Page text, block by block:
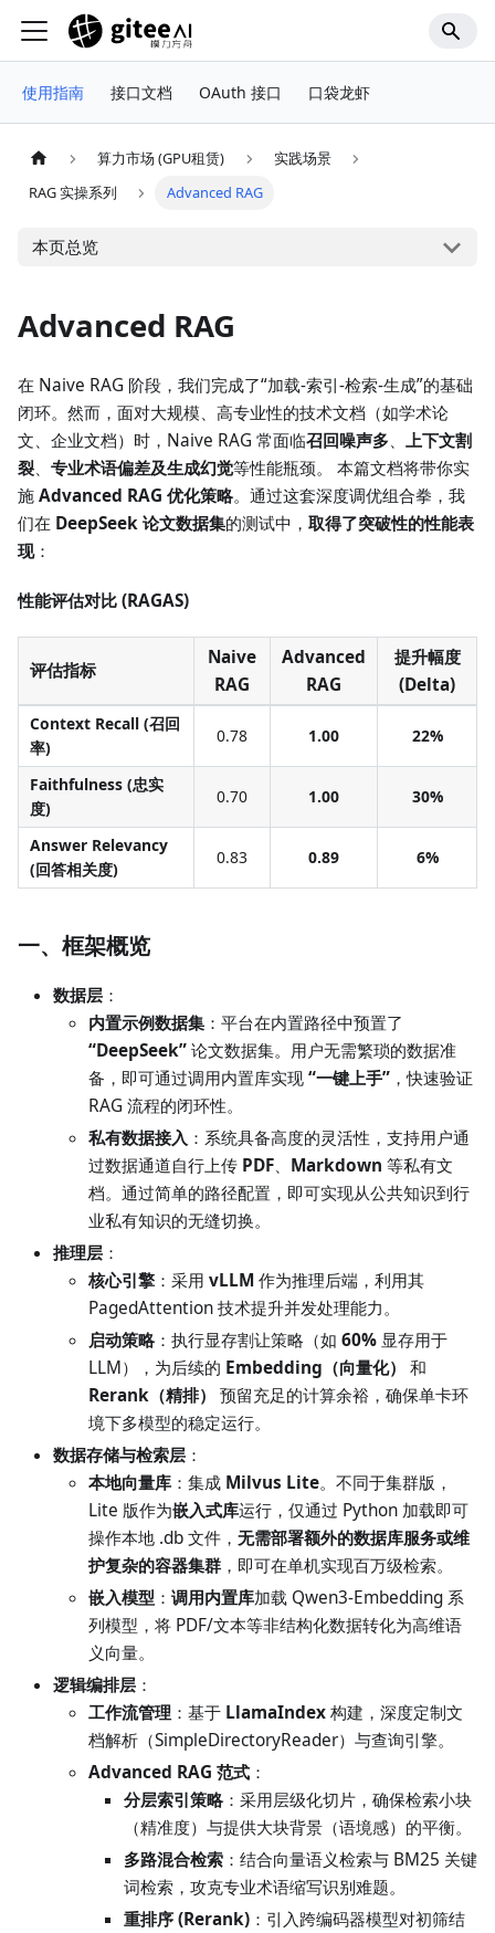
使用指南 接口文档 OAuth 接口 口袋龙虾
算力市场 (GPU租赁)
实践场景
RAG 实操系列
Advanced RAG
本页总览
Advanced RAG
在 Naive RAG 阶段，我们完成了“加载-索引-检索-生成”的基础
闭环。然而，面对大规模、高专业性的技术文档（如学术论
文、企业文档）时，Naive RAG 常面临召回噪声多、 上下文割
裂、 专业术语偏差及生成幻觉等性能瓶颈。 本篇文档将带你实
施Advanced RAG 优化策略。通过这套深度调优组合拳，我
们在 DeepSeek 论文数据集的测试中， 取得了突破性的性能表
现：
性能评估对比 (RAGAS)
评估指标
Naive
RAG
Advanced
RAG
提升幅度
(Delta)
Context Recall (召回
率)
0.78 1.00 22%
Faithfulness (忠实
度)
0.70 1.00 30%
Answer Relevancy
(回答相关度)
0.83 0.89 6%
一、框架概览
数据层 ：
内置示例数据集 ：平台在内置路径中预置了
“DeepSeek”论文数据集。用户无需繁琐的数据准
备，即可通过调用内置库实现“一键上手” ，快速验证
RAG 流程的闭环性。
私有数据接入：系统具备高度的灵活性，支持用户通
过数据通道自行上传 PDF、 Markdown 等私有文
档。通过简单的路径配置，即可实现从公共知识到行
业私有知识的无缝切换。
推理层 ：
核心引擎 ：采用 vLLM作为推理后端，利用其
PagedAttention 技术提升并发处理能力。
启动策略 ：执行显存割让策略（如 60%显存用于
LLM），为后续的 Embedding（向量化）
和
Rerank（精排）
预留充足的计算余裕，确保单卡环
境下多模型的稳定运行。
数据存储与检索层 ：
本地向量库 ：集成 Milvus Lite。不同于集群版，
Lite 版作为嵌入式库运行，仅通过 Python 加载即可
操作本地 .db 文件， 无需部署额外的数据库服务或维
护复杂的容器集群 ，即可在单机实现百万级检索。
嵌入模型 ： 调用内置库加载 Qwen3-Embedding 系
列模型，将 PDF/文本等非结构化数据转化为高维语
义向量。
逻辑编排层 ：
工作流管理：基于 LlamaIndex构建，深度定制文
档解析（SimpleDirectoryReader）与查询引擎。
Advanced RAG 范式 ：
分层索引策略 ：采用层级化切片，确保检索小块
（精准度）与提供大块背景（语境感）的平衡。
多路混合检索 ：结合向量语义检索与 BM25 关键
词检索，攻克专业术语缩写识别难题。
重排序 (Rerank) ：引入跨编码器模型对初筛结